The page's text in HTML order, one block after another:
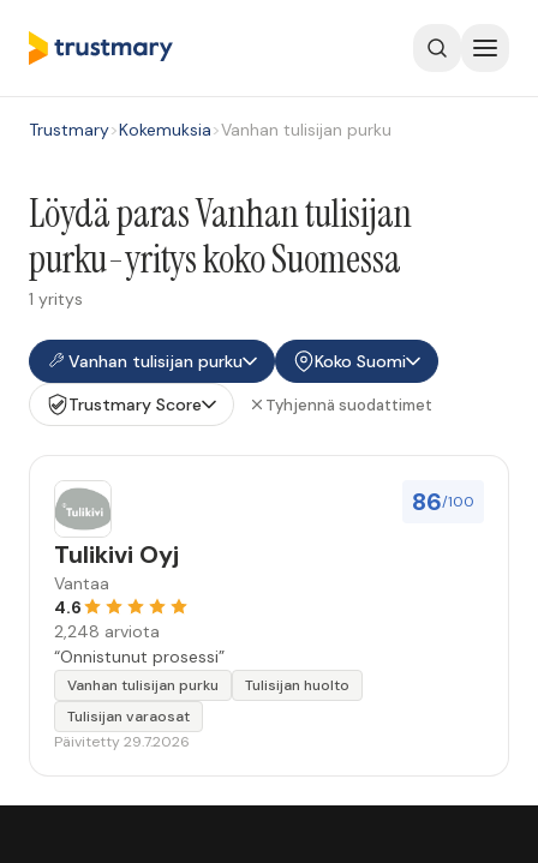
Trustmary>Kokemuksia>Vanhan tulisijan purku
Löydä paras Vanhan tulisijan
purku-yritys koko Suomessa
1 yritys
Vanhan tulisijan purku
Koko Suomi
Trustmary Score
Tyhjennä suodattimet
86/100
Tulikivi Oyj
Vantaa
4.6
2,248 arviota
“Onnistunut prosessi”
Vanhan tulisijan purku
Tulisijan huolto
Tulisijan varaosat
Päivitetty 29.7.2026